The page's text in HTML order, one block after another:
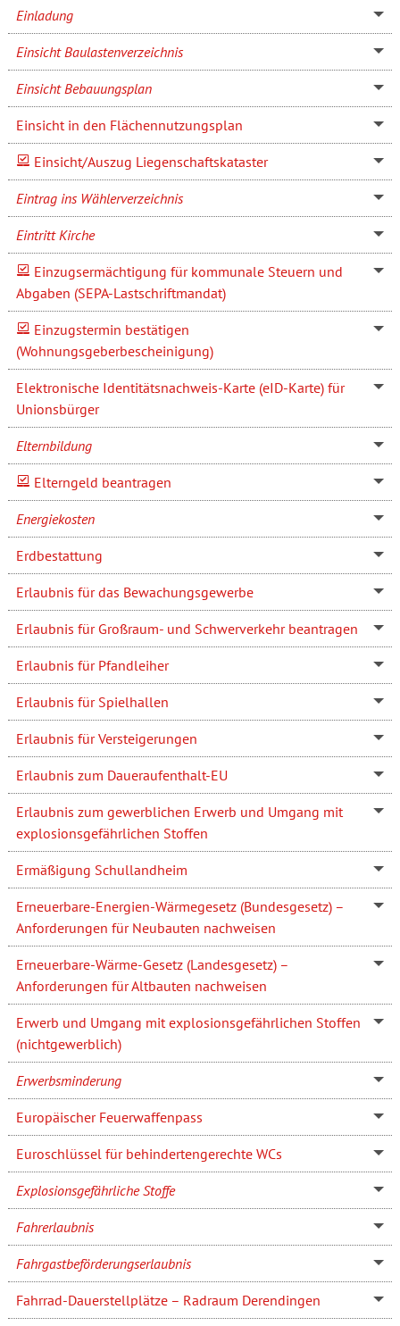
Einladung
Einsicht Baulastenverzeichnis
Einsicht Bebauungsplan
Einsicht in den Flächennutzungsplan
Einsicht/Auszug Liegenschaftskataster
Eintrag ins Wählerverzeichnis
Eintritt Kirche
Einzugsermächtigung für kommunale Steuern und
Abgaben (SEPA-Lastschriftmandat)
Einzugstermin bestätigen
(Wohnungsgeberbescheinigung)
Elektronische Identitätsnachweis-Karte (eID-Karte) für
Unionsbürger
Elternbildung
Elterngeld beantragen
Energiekosten
Erdbestattung
Erlaubnis für das Bewachungsgewerbe
Erlaubnis für Großraum- und Schwerverkehr beantragen
Erlaubnis für Pfandleiher
Erlaubnis für Spielhallen
Erlaubnis für Versteigerungen
Erlaubnis zum Daueraufenthalt-EU
Erlaubnis zum gewerblichen Erwerb und Umgang mit
explosionsgefährlichen Stoffen
Ermäßigung Schullandheim
Erneuerbare-Energien-Wärmegesetz (Bundesgesetz) –
Anforderungen für Neubauten nachweisen
Erneuerbare-Wärme-Gesetz (Landesgesetz) –
Anforderungen für Altbauten nachweisen
Erwerb und Umgang mit explosionsgefährlichen Stoffen
(nichtgewerblich)
Erwerbsminderung
Europäischer Feuerwaffenpass
Euroschlüssel für behindertengerechte WCs
Explosionsgefährliche Stoffe
Fahrerlaubnis
Fahrgastbeförderungserlaubnis
Fahrrad-Dauerstellplätze – Radraum Derendingen